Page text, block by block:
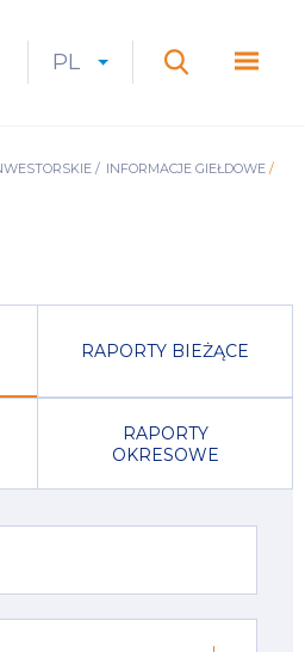
Mostostal
CURRENT
PL
ROZWIŃ
LANGUAGESZUKAJ
INFORMACJE GIEŁDOWE
RAPORTY BIEŻĄCE
RAPORTY
OKRESOWE